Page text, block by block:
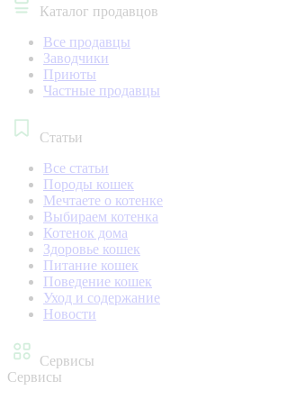
Каталог продавцов
Все продавцы
Заводчики
Приюты
Частные продавцы
Статьи
Все статьи
Породы кошек
Мечтаете о котенке
Выбираем котенка
Котенок дома
Здоровье кошек
Питание кошек
Поведение кошек
Уход и содержание
Новости
Сервисы
Сервисы